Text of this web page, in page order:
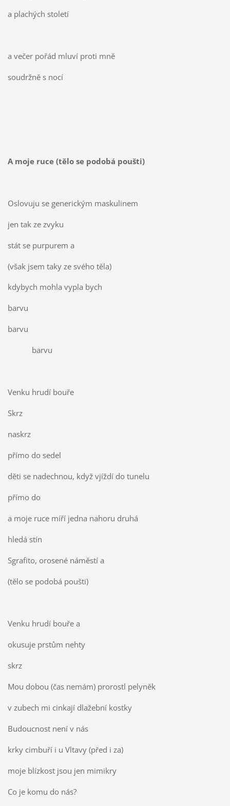
a plachých století
a večer pořád mluví proti mně
soudržně s nocí
A moje ruce (tělo se podobá poušti)
Oslovuju se generickým maskulinem
jen tak ze zvyku
stát se purpurem a
(však jsem taky ze svého těla)
kdybych mohla vypla bych
barvu
barvu
barvu
Venku hrudí bouře
Skrz
naskrz
přímo do sedel
děti se nadechnou, když vjíždí do tunelu
přímo do
a moje ruce míří jedna nahoru druhá
hledá stín
Sgrafito, orosené náměstí a
(tělo se podobá poušti)
Venku hrudí bouře a
okusuje prstům nehty
skrz
Mou dobou (čas nemám) prorostl pelyněk
v zubech mi cinkají dlažební kostky
Budoucnost není v nás
krky cimbuří i u Vltavy (před i za)
moje blízkost jsou jen mimikry
Co je komu do nás?